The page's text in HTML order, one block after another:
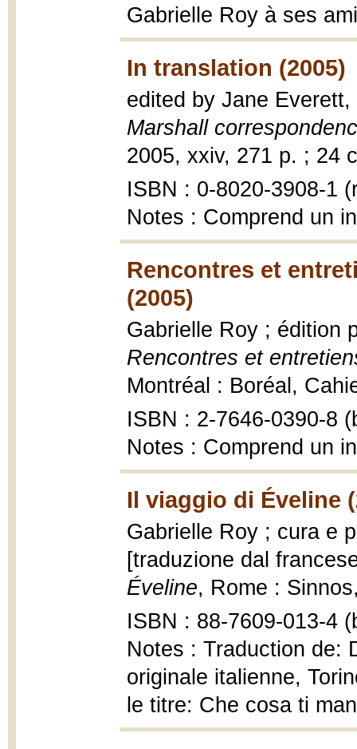
Gabrielle Roy à ses
In translation (2005)
edited by Jane Everett,
Marshall
2005, xxiv, 271 p. ; 24
ISBN : 0-8020-3908-1
Notes : Comprend un
Rencontres et
(2005)
Gabrielle Roy ; édition
Rencontres et
Montréal : Boréal,
ISBN : 2-7646-0390-8
Notes : Comprend un
Il viaggio di Éveline
Gabrielle Roy ; cura e
[traduzione dal
Éveline, Rome :
ISBN : 88-7609-013-4
Notes : Traduction de:
originale italienne,
le titre: Che cosa ti